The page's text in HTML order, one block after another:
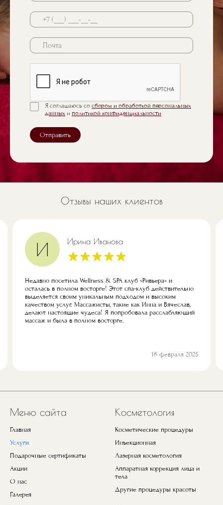
Почта
Я соглашаюсь со сбором и обработкой персональных
данных и политикой конфиденциальности
Отправить
Отзывы наших клиентов
И Ирина Иванова
Недавно посетила Wellness & SPA клуб «Ривьера» и
осталась в полном восторге! Этот спа-клуб действительно
выделяется своим уникальным подходом и высоким
качеством услуг. Массажисты, такие как Инна и Вячеслав,
делают настоящие чудеса! Я попробовала расслабляющий
массаж и была в полном восторге.
16 февраля 2025
Меню сайта
Главная
Услуги
Подарочные сертификаты
Акции
О нас
Галерея
Косметология
Косметические процедуры
Инъекционная
Лазерная косметология
Аппаратная коррекция лица и
тела
Другие процедуры красоты